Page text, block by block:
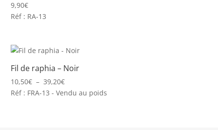
9,90€
Réf : RA-13
Fil de raphia – Noir
10,50€ – 39,20€Plage
de
Réf : FRA-13 - Vendu au poids